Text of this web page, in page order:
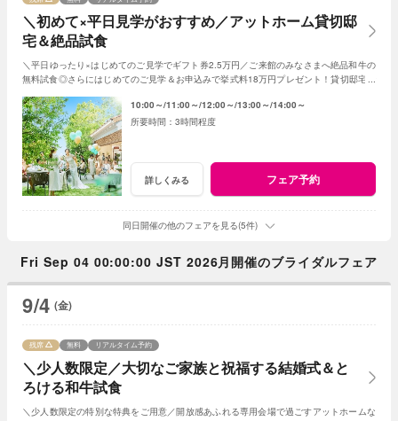
＼初めて×平日見学がおすすめ／アットホーム貸切邸
宅＆絶品試食
＼平日ゆったり×はじめてのご見学でギフト券2.5万円／ご来館のみなさまへ絶品和牛の
無料試食◎さらにはじめてのご見学＆お申込みで挙式料18万円プレゼント！貸切邸宅で
10:00～ 11:00～ 12:00～ 13:00～ 14:00～
3時間程度
詳しくみる フェア予約
同日開催の他のフェアを見る(5件)
Fri Sep 04 00:00:00 JST 2026月開催のブライダルフェア
9/4 (金)
＼少人数限定／大切なご家族と祝福する結婚式＆と
ろける和牛試食
残席 無料 リアルタイム予約
＼少人数限定の特別な特典をご用意／開放感あふれる専用会場で過ごすアットホームな